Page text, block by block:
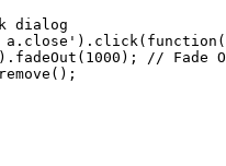
dialog
// Fade